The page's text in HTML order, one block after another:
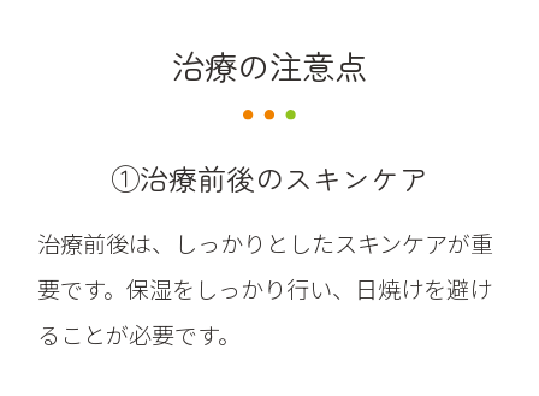
治療の注意点
①治療前後のスキンケア
治療前後は、しっかりとしたスキンケアが重
要です。保湿をしっかり行い、日焼けを避け
ることが必要です。